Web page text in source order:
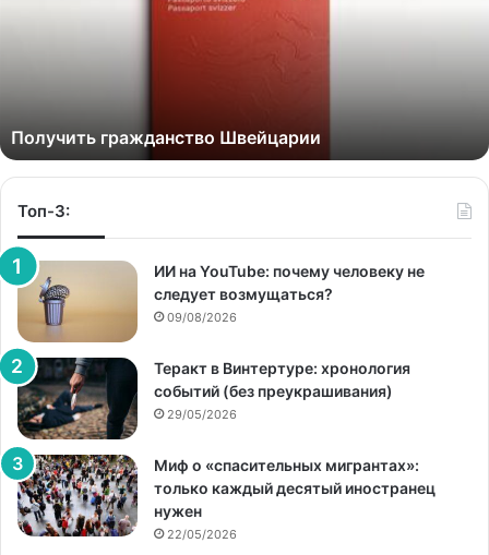
Получить гражданство Швейцарии
Топ-3:
ИИ на YouTube: почему человеку не
следует возмущаться?
09/08/2026
Теракт в Винтертуре: хронология
событий (без преукрашивания)
29/05/2026
Миф о «спасительных мигрантах»:
только каждый десятый иностранец
нужен
22/05/2026